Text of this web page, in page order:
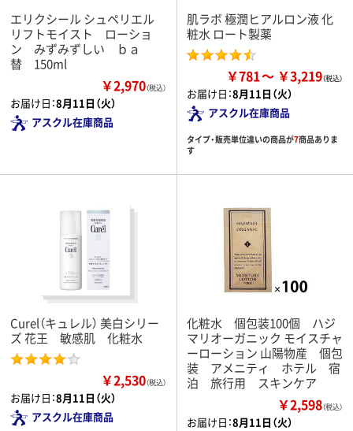
エリクシール シュペリエル
リフトモイスト ローショ
ン みずみずしい ｂａ
替 150ml
￥2,970（税込）
お届け日：8月11日（火）
アスクル在庫商品
肌ラボ 極潤ヒアルロン液 化
粧水 ロート製薬
￥781 ￥3,219
お届け日：8月11日（火）
アスクル在庫商品
タイプ・販売単位違いの商品が7商品ありま
す
Curel（キュレル） 美白シリー
ズ 花王 敏感肌 化粧水
￥2,530（税込）
お届け日：8月11日（火）
アスクル在庫商品
化粧水 個包装100個 ハジ
マリオーガニック モイスチャ
ーローション 山陽物産 個包
装 アメニティ ホテル 宿
泊 旅行用 スキンケア
￥2,598（税込）
お届け日：8月11日（火）